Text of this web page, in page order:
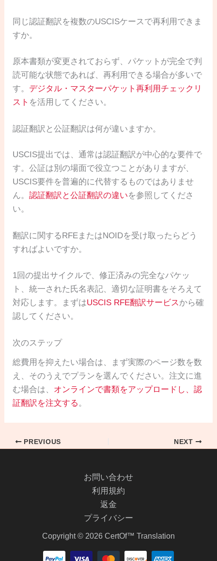
同じ認証翻訳を複数のUSCISケースで再利用できま
すか。
原本書類が変更されておらず、パケットが完全で判
読可能な状態であれば、再利用できる場合が多いで
す。 デジタル・マスターパケット再利用チェックリ
スト を活用してください。
認証翻訳と公証翻訳は何が違いますか。
USCIS提出では、通常は認証翻訳が中心的な要件で
す。公証は別の場面で役立つことがありますが、
USCIS要件を普遍的に代替するものではありませ
ん。認証翻訳と公証翻訳の違いを参照してくださ
い。
翻訳に関するRFEまたはNOIDを受け取ったらどう
すればよいですか。
1回の提出サイクルで、修正済みの完全なパケッ
ト、統一された氏名表記、適切な証明書をそろえて
対応します。まずはUSCIS RFE翻訳サービスから確
認してください。
次のステップ
総費用を抑えたい場合は、まず実際のページ数を数
え、そのうえでプランを選んでください。注文に進
む場合は、 オンラインで書類をアップロードし、認
証翻訳を注文する。
PREVIOUS NEXT
お問い合わせ
利用規約
返金
プライバシー
Copyright © 2026 CertOf™ Translation